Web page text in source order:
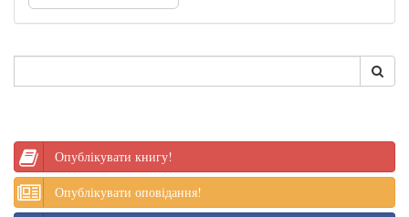
Опублікувати книгу!
Опублікувати оповідання!